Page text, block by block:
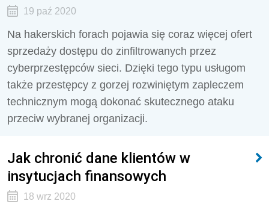
19 paź 2020
Na hakerskich forach pojawia się coraz więcej ofert
sprzedaży dostępu do zinfiltrowanych przez
cyberprzestępców sieci. Dzięki tego typu usługom
także przestępcy z gorzej rozwiniętym zapleczem
technicznym mogą dokonać skutecznego ataku
przeciw wybranej organizacji.
Jak chronić dane klientów w
insytucjach finansowych
18 wrz 2020